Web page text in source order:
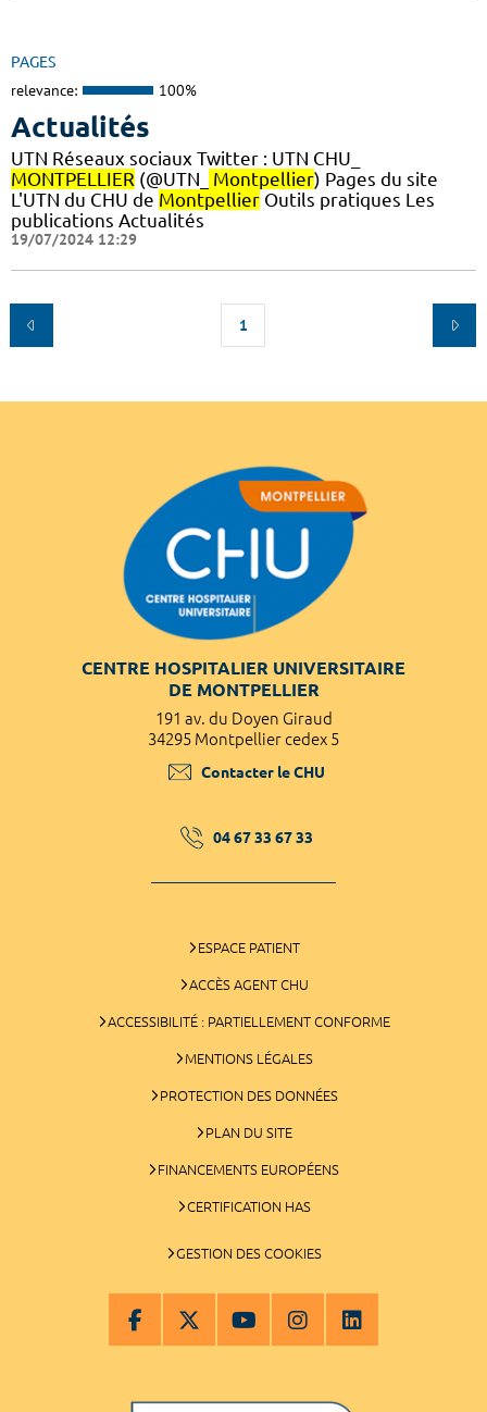
PAGES
relevance: 100%
Actualités
UTN Réseaux sociaux Twitter : UTN CHU_
MONTPELLIER (@UTN_ Montpellier) Pages du site
L'UTN du CHU de Montpellier Outils pratiques Les
publications Actualités
19/07/2024 12:29
1
CENTRE HOSPITALIER UNIVERSITAIRE
DE MONTPELLIER
191 av. du Doyen Giraud
34295 Montpellier cedex 5
Contacter le CHU
04 67 33 67 33
ESPACE PATIENT
ACCÈS AGENT CHU
ACCESSIBILITÉ : PARTIELLEMENT CONFORME
MENTIONS LÉGALES
PROTECTION DES DONNÉES
PLAN DU SITE
FINANCEMENTS EUROPÉENS
CERTIFICATION HAS
GESTION DES COOKIES